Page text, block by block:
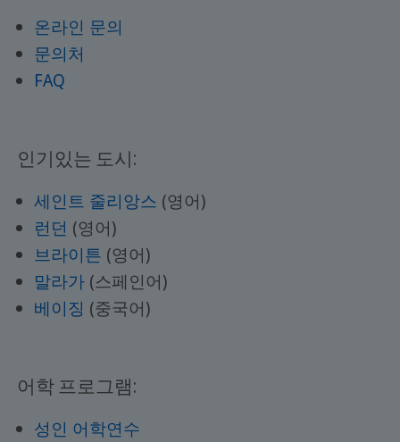
온라인 문의
문의처
FAQ
인기있는 도시:
세인트 줄리앙스 (영어)
런던 (영어)
브라이튼 (영어)
말라가 (스페인어)
베이징 (중국어)
어학 프로그램:
성인 어학연수